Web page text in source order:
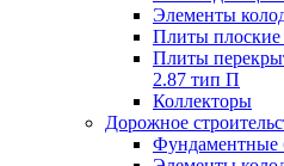
Элементы
Плиты
Плиты
2.87 тип П
Коллекторы
Дорожное